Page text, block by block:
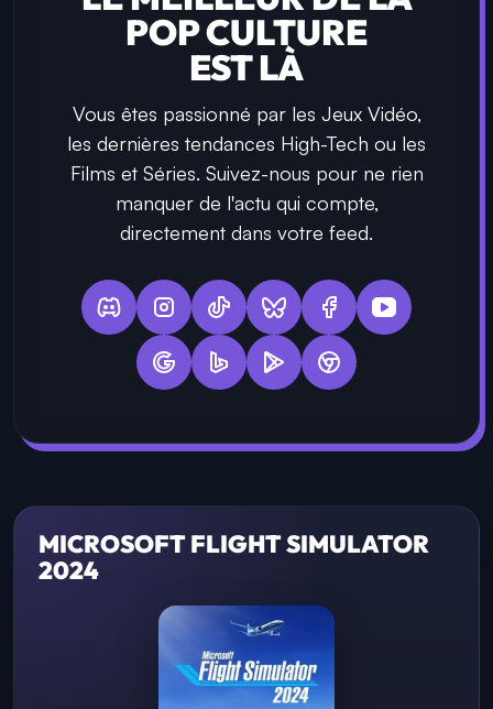
POP CULTURE
EST LÀ
Vous êtes passionné par les Jeux Vidéo,
les dernières tendances High-Tech ou les
Films et Séries. Suivez-nous pour ne rien
manquer de l'actu qui compte,
directement dans votre feed.
MICROSOFT FLIGHT SIMULATOR
2024